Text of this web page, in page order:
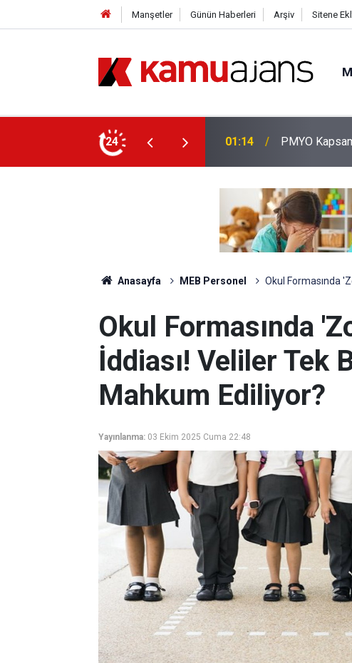
Manşetler Günün Haberleri Arşiv Sitene
24
Alımı Yapılacak! 00:57 Erciyes
Anasayfa MEB Personel Okul Formasında
Okul Formasında
İddiası! Veliler Tek
Mahkum Ediliyor?
Yayınlanma: 03 Ekim 2025 Cuma 22:48